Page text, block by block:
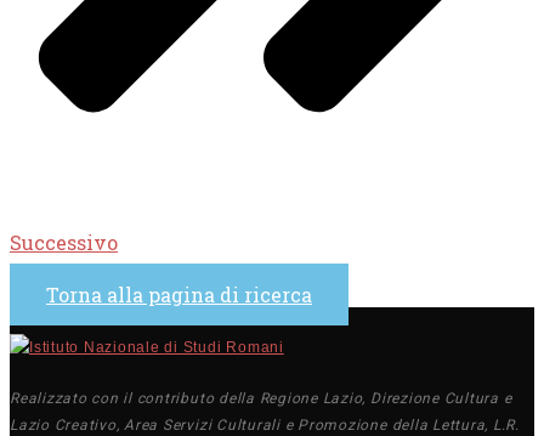
Successivo
Torna alla pagina di ricerca
Realizzato con il contributo della Regione Lazio, Direzione Cultura e
Lazio Creativo, Area Servizi Culturali e Promozione della Lettura, L.R.